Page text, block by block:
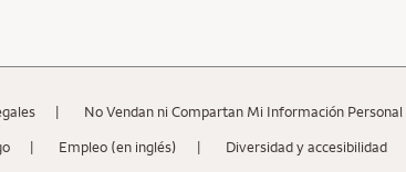
No Vendan ni Compartan Mi Información Personal
Empleo (en inglés) Diversidad y accesibilidad